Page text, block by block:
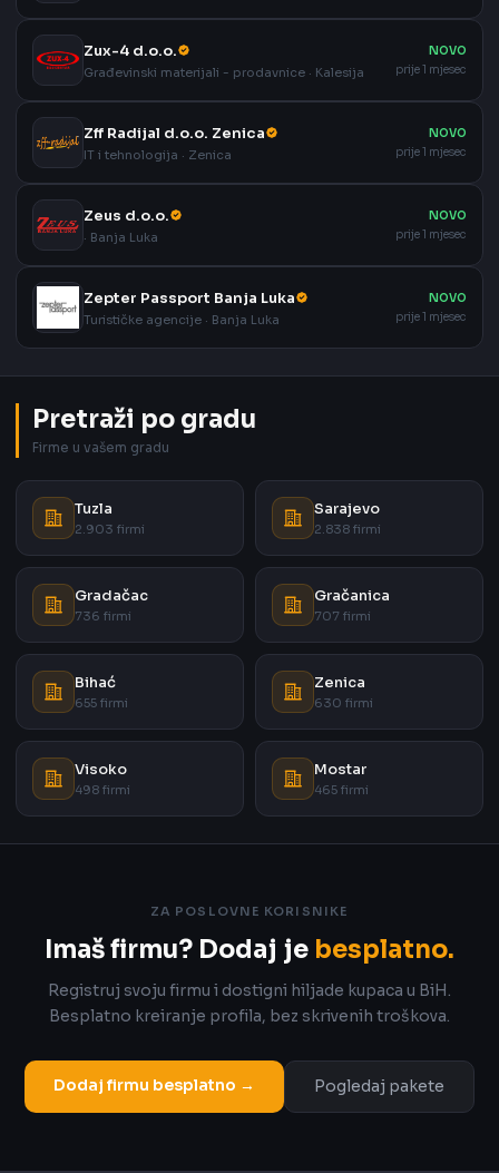
Zux-4 d.o.o.
Građevinski materijali - prodavnice · Kalesija
NOVO
prije 1 mjesec
Zff Radijal d.o.o. Zenica
IT i tehnologija · Zenica
NOVO
prije 1 mjesec
Zeus d.o.o.
· Banja Luka
NOVO
prije 1 mjesec
Zepter Passport Banja Luka
Turističke agencije · Banja Luka
NOVO
prije 1 mjesec
Pretraži po gradu
Firme u vašem gradu
Tuzla
2.903 firmi
Sarajevo
2.838 firmi
Gradačac
736 firmi
Gračanica
707 firmi
Bihać
655 firmi
Zenica
630 firmi
Visoko
498 firmi
Mostar
465 firmi
ZA POSLOVNE KORISNIKE
Imaš firmu? Dodaj je besplatno.
Registruj svoju firmu i dostigni hiljade kupaca u BiH.
Besplatno kreiranje profila, bez skrivenih troškova.
Dodaj firmu besplatno → Pogledaj pakete